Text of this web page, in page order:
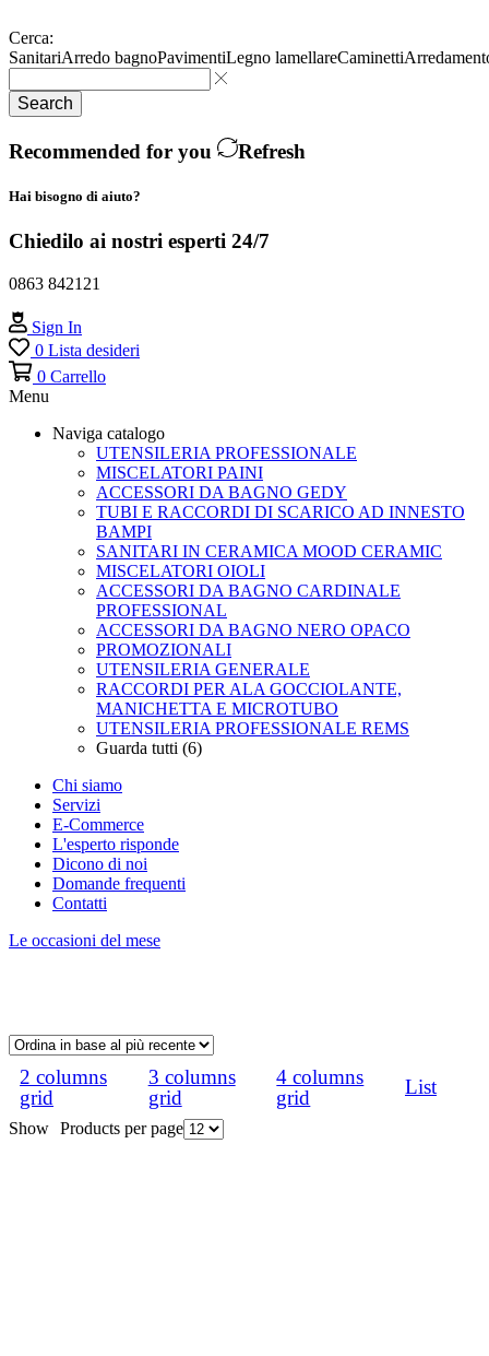
Cerca:
SanitariArredo bagnoPavimentiLegno lamellareCaminetti
Search
Recommended for you Refresh
Hai bisogno di aiuto?
Chiedilo ai nostri esperti 24/7
0863 842121
Sign In
0 Lista desideri
0 Carrello
Menu
Naviga catalogo
UTENSILERIA PROFESSIONALE
MISCELATORI PAINI
ACCESSORI DA BAGNO GEDY
TUBI E RACCORDI DI SCARICO AD INNESTO
BAMPI
SANITARI IN CERAMICA MOOD CERAMIC
MISCELATORI OIOLI
ACCESSORI DA BAGNO CARDINALE
PROFESSIONAL
ACCESSORI DA BAGNO NERO OPACO
PROMOZIONALI
UTENSILERIA GENERALE
RACCORDI PER ALA GOCCIOLANTE,
MANICHETTA E MICROTUBO
UTENSILERIA PROFESSIONALE REMS
Guarda tutti (6)
Chi siamo
Servizi
E-Commerce
L'esperto risponde
Dicono di noi
Domande frequenti
Contatti
Le occasioni del mese
2 columns
grid
3 columns
grid
4 columns
grid
List
Show Products per page